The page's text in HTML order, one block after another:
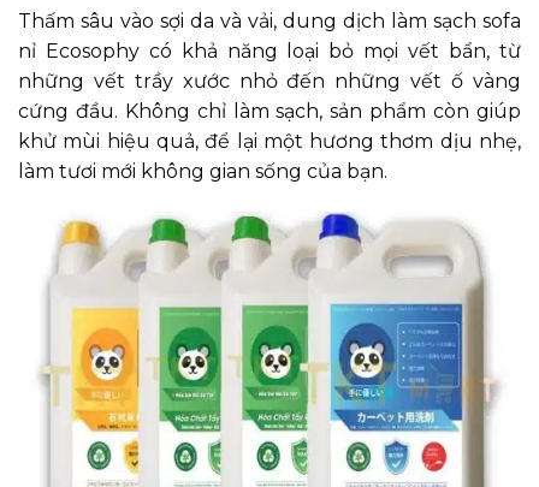
Thấm sâu vào sợi da và vải, dung dịch làm sạch sofa
nỉ Ecosophy có khả năng loại bỏ mọi vết bẩn, từ
những vết trầy xước nhỏ đến những vết ố vàng
cứng đầu. Không chỉ làm sạch, sản phẩm còn giúp
khử mùi hiệu quả, để lại một hương thơm dịu nhẹ,
làm tươi mới không gian sống của bạn.